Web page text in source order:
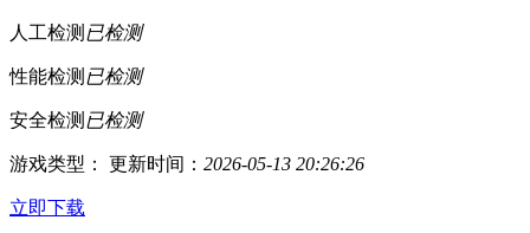
人工检测 已检测
性能检测 已检测
安全检测 已检测
游戏类型： 更新时间： 2026-05-13 20:26:26
立即下载